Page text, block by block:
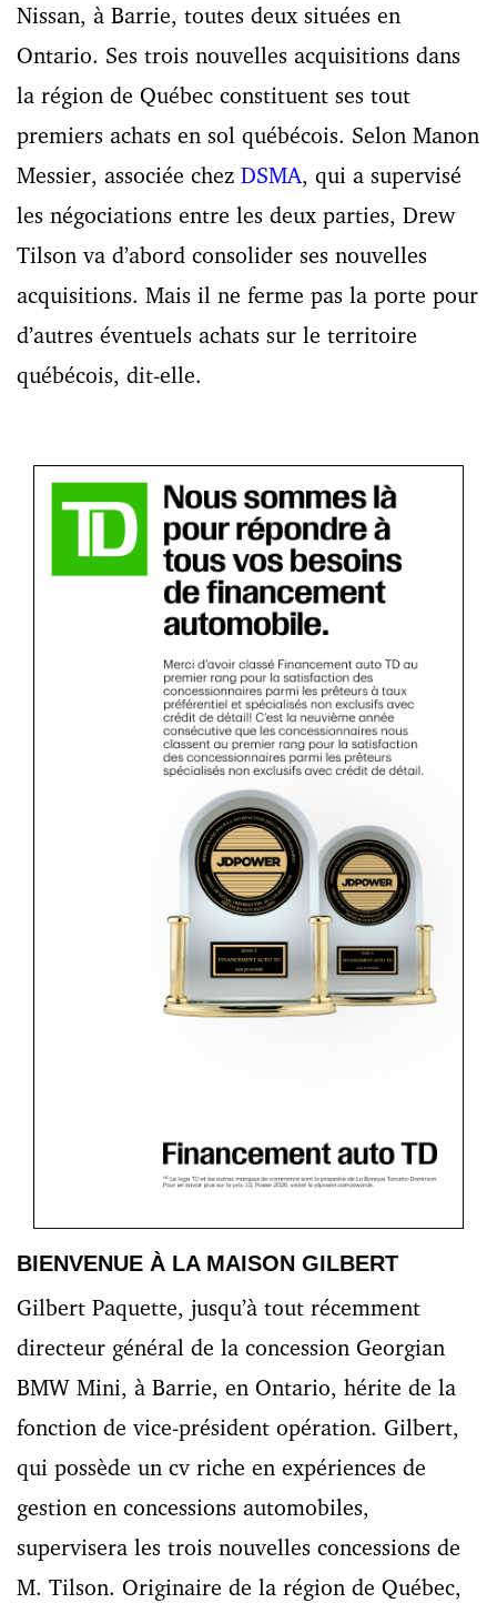
Nissan, à Barrie, toutes deux situées en
Ontario. Ses trois nouvelles acquisitions dans
la région de Québec constituent ses tout
premiers achats en sol québécois. Selon Manon
Messier, associée chez DSMA, qui a supervisé
les négociations entre les deux parties, Drew
Tilson va d’abord consolider ses nouvelles
acquisitions. Mais il ne ferme pas la porte pour
d’autres éventuels achats sur le territoire
québécois, dit-elle.
BIENVENUE À LA MAISON GILBERT
Gilbert Paquette, jusqu’à tout récemment
directeur général de la concession Georgian
BMW Mini, à Barrie, en Ontario, hérite de la
fonction de vice-président opération. Gilbert,
qui possède un cv riche en expériences de
gestion en concessions automobiles,
supervisera les trois nouvelles concessions de
M. Tilson. Originaire de la région de Québec,